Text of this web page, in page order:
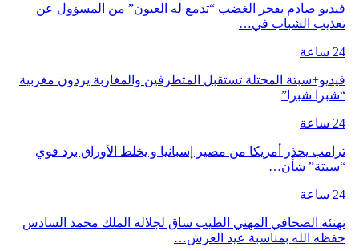
فيديو صادم يفجر الغضب “تدمع له العيون” من المسؤول عن
تعذيب الشباب في…
24 ساعة
فيديو+سبتة المحتلة تستقبل المتطرفين والمغاربة يردون مغربية
“شبرا شبرا”
24 ساعة
ترامب يحذر أمريكا من مصير إسبانيا و يخلط الأوراق برد قوي
“سبتة” شأن…
24 ساعة
تهنئة الصحافي المهني الطيب ساق لجلالة الملك محمد السادس
حفظه الله بمناسبة عيد العرش…